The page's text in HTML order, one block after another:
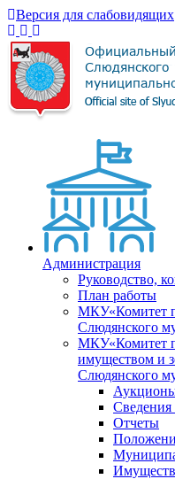
Версия для слабовидящих
Администрация
Руководство,
План работы
МКУ«Комитет
Слюдянского
МКУ«Комитет
имуществом и
Слюдянского
Отчеты